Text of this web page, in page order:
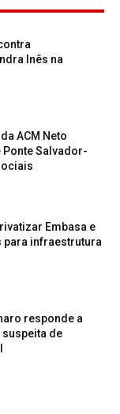
Inês na
ACM Neto
Salvador-
Embasa e
para infraestrutura
responde a
de